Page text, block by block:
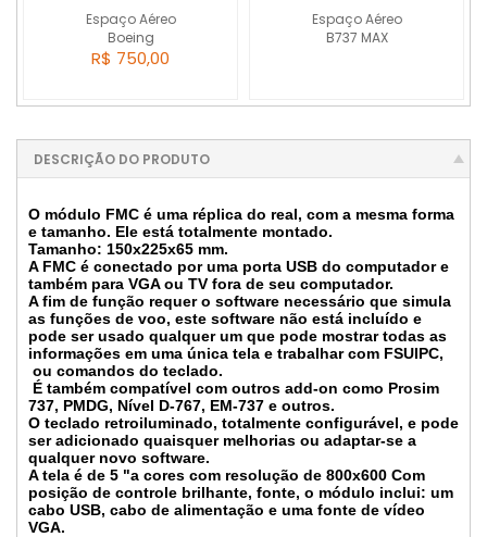
Espaço Aéreo
Boeing
R$ 750,00
Espaço Aéreo
B737 MAX
DESCRIÇÃO DO PRODUTO
O módulo FMC é uma réplica do real, com a mesma forma
e tamanho. Ele está totalmente montado.
Tamanho: 150x225x65 mm.
A FMC é conectado por uma porta USB do computador e
também para VGA ou TV fora de seu computador.
A fim de função requer o software necessário que simula
as funções de voo, este software não está incluído e
pode ser usado qualquer um que pode mostrar todas as
informações em uma única tela e trabalhar com FSUIPC,
ou comandos do teclado.
É também compatível com outros add-on como Prosim
737, PMDG, Nível D-767, EM-737 e outros.
O teclado retroiluminado, totalmente configurável, e pode
ser adicionado quaisquer melhorias ou adaptar-se a
qualquer novo software.
A tela é de 5 "a cores com resolução de 800x600 Com
posição de controle brilhante, fonte, o módulo inclui: um
cabo USB, cabo de alimentação e uma fonte de vídeo
VGA.